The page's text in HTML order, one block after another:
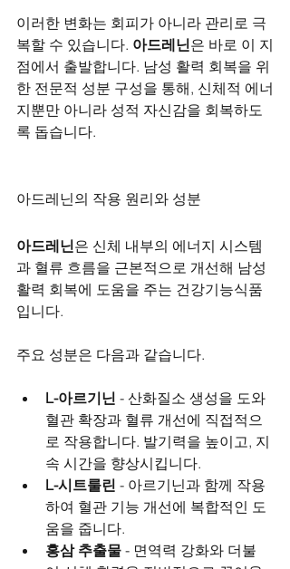
이러한 변화는 회피가 아니라 관리로 극
복할 수 있습니다. 아드레닌은 바로 이 지
점에서 출발합니다. 남성 활력 회복을 위
한 전문적 성분 구성을 통해, 신체적 에너
지뿐만 아니라 성적 자신감을 회복하도
록 돕습니다.
아드레닌의 작용 원리와 성분
아드레닌은 신체 내부의 에너지 시스템
과 혈류 흐름을 근본적으로 개선해 남성
활력 회복에 도움을 주는 건강기능식품
입니다.
주요 성분은 다음과 같습니다.
L-아르기닌 - 산화질소 생성을 도와
혈관 확장과 혈류 개선에 직접적으
로 작용합니다. 발기력을 높이고, 지
속 시간을 향상시킵니다.
L-시트룰린 - 아르기닌과 함께 작용
하여 혈관 기능 개선에 복합적인 도
움을 줍니다.
홍삼 추출물 - 면역력 강화와 더불